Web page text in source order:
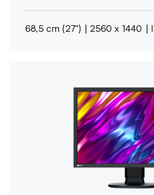
68,5 cm (27") 2560 x 1440